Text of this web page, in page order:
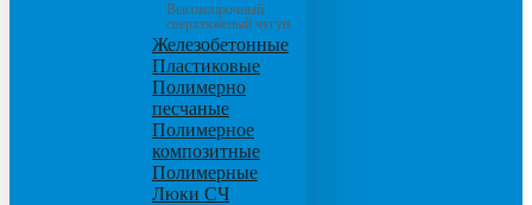
Высокопрочный
сверхтяжелый чугун
Железобетонные
Пластиковые
Полимерно
песчаные
Полимерное
композитные
Полимерные
Люки СЧ